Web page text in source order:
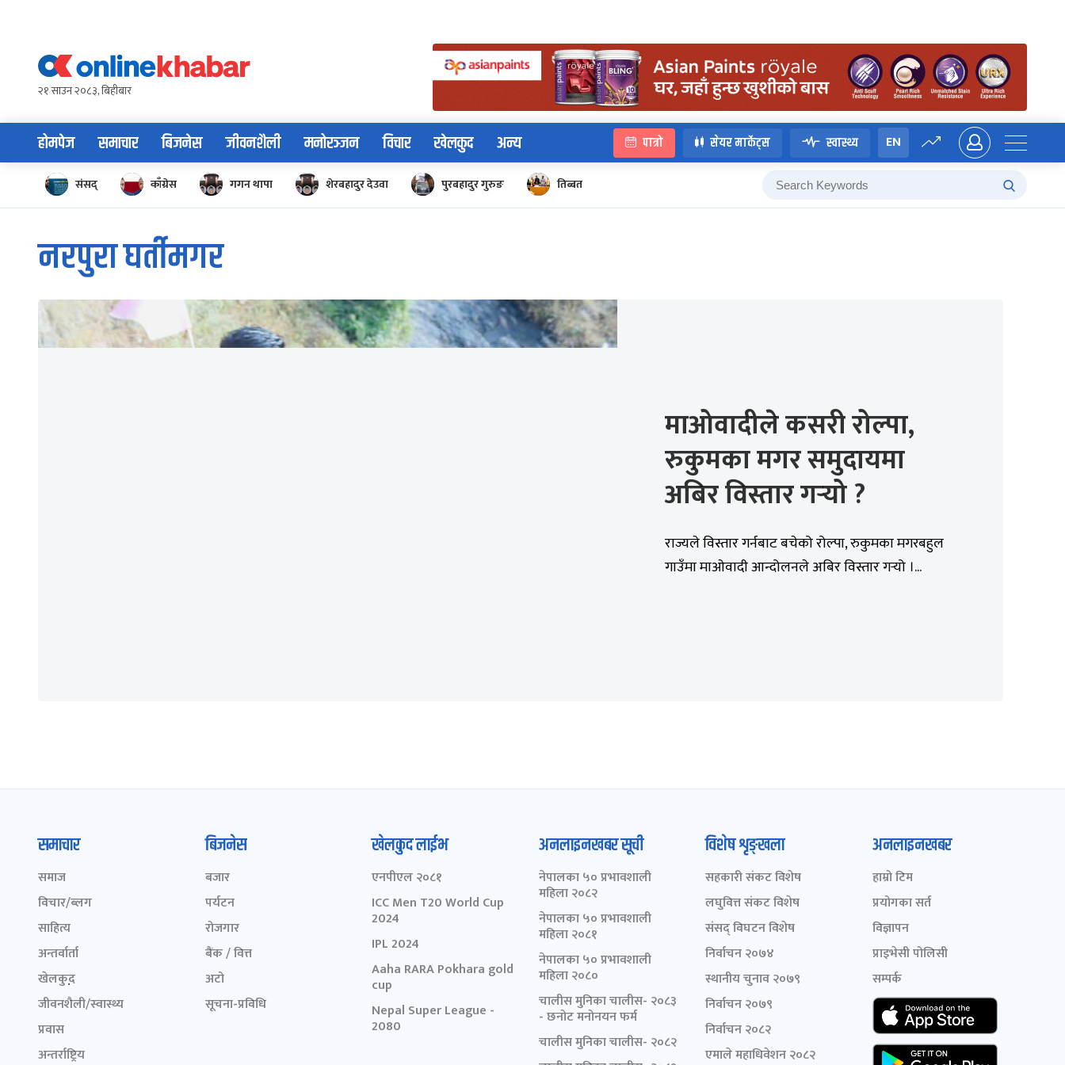
content२१ साउन २०८३, बिहीबार
होमपेज समाचार बिजनेस जीवनशैली मनोरञ्जन विचार खेलकुद अन्य पात्रो सेयर मार्केट्स स्वास्थ्य EN
संसद् काँग्रेस गगन थापा शेरबहादुर देउवा पुरबहादुर गुरुङ तिब्बत
नरपुरा घर्तीमगर
माओवादीले कसरी रोल्पा,
रुकुमका मगर समुदायमा
अबिर विस्तार गर्‍यो ?
राज्यले विस्तार गर्नबाट बचेको रोल्पा, रुकुमका मगरबहुल
गाउँमा माओवादी आन्दोलनले अबिर विस्तार गर्‍यो ।...
समाचार
समाज
विचार/ब्लग
साहित्य
अन्तर्वार्ता
खेलकुद़़
जीवनशैली/स्वास्थ्य
प्रवास
अन्तर्राष्ट्रिय
बिजनेस
बजार
पर्यटन
रोजगार
बैंक / वित्त
अटो
सूचना-प्रविधि
खेलकुद लाईभ
एनपीएल २०८१
ICC Men T20 World Cup
2024
IPL 2024
Aaha RARA Pokhara gold
cup
Nepal Super League -
2080
अनलाइनखबर सूची
नेपालका ५० प्रभावशाली
महिला २०८२
नेपालका ५० प्रभावशाली
महिला २०८१
नेपालका ५० प्रभावशाली
महिला २०८०
चालीस मुनिका चालीस- २०८३
- छनोट मनोनयन फर्म
चालीस मुनिका चालीस- २०८२
विशेष शृङ्खला
सहकारी संकट विशेष
लघुवित्त संकट विशेष
संसद् विघटन विशेष
निर्वाचन २०७४
स्थानीय चुनाव २०७९
निर्वाचन २०७९
निर्वाचन २०८२
एमाले महाधिवेशन २०८२
अनलाइनखबर
हाम्रो टिम
प्रयोगका सर्त
विज्ञापन
प्राइभेसी पोलिसी
सम्पर्क